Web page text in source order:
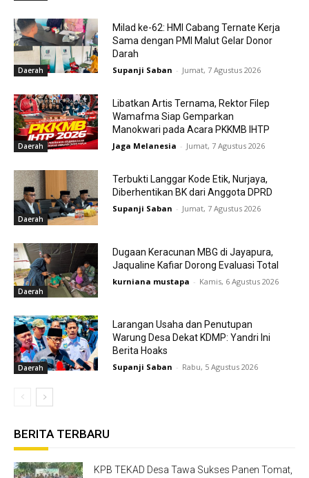
Daerah
Milad ke-62: HMI Cabang Ternate Kerja
Sama dengan PMI Malut Gelar Donor
Darah
Supanji Saban - Jumat, 7 Agustus 2026
Daerah
Libatkan Artis Ternama, Rektor Filep
Wamafma Siap Gemparkan
Manokwari pada Acara PKKMB IHTP
Jaga Melanesia - Jumat, 7 Agustus 2026
Daerah
Terbukti Langgar Kode Etik, Nurjaya,
Diberhentikan BK dari Anggota DPRD
Supanji Saban - Jumat, 7 Agustus 2026
Daerah
Dugaan Keracunan MBG di Jayapura,
Jaqualine Kafiar Dorong Evaluasi Total
kurniana mustapa - Kamis, 6 Agustus 2026
Daerah
Larangan Usaha dan Penutupan
Warung Desa Dekat KDMP: Yandri Ini
Berita Hoaks
Supanji Saban - Rabu, 5 Agustus 2026
BERITA TERBARU
KPB TEKAD Desa Tawa Sukses Panen Tomat,